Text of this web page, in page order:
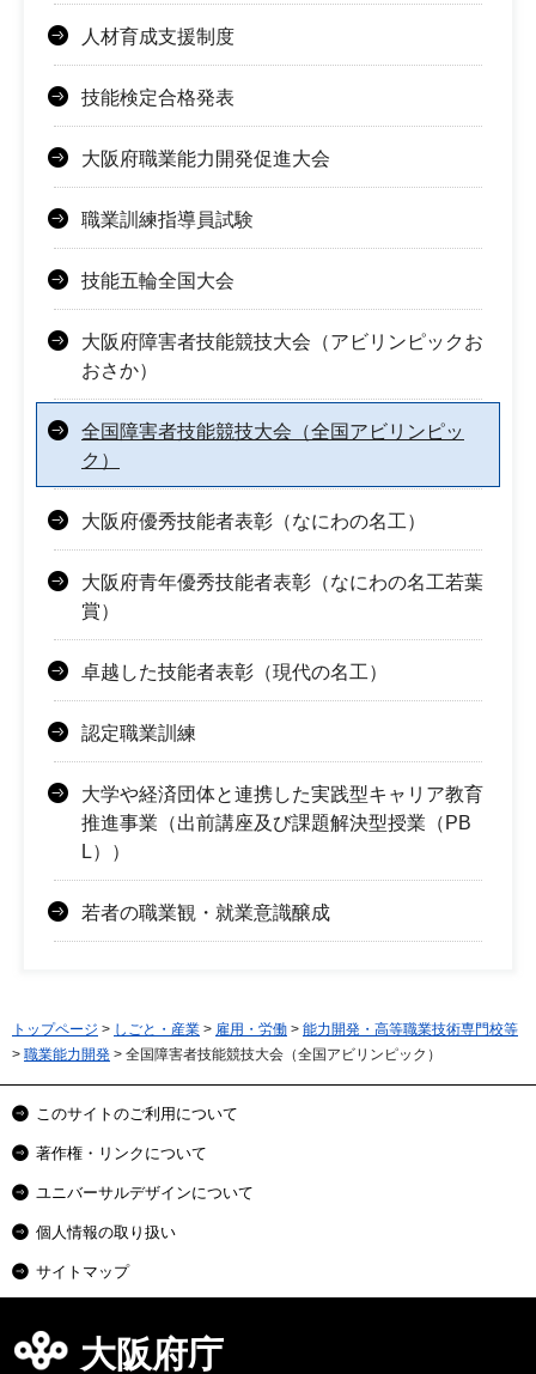
人材育成支援制度
技能検定合格発表
大阪府職業能力開発促進大会
職業訓練指導員試験
技能五輪全国大会
大阪府障害者技能競技大会（アビリンピックお
おさか）
全国障害者技能競技大会（全国アビリンピッ
ク）
大阪府優秀技能者表彰（なにわの名工）
大阪府青年優秀技能者表彰（なにわの名工若葉
賞）
卓越した技能者表彰（現代の名工）
認定職業訓練
大学や経済団体と連携した実践型キャリア教育
推進事業（出前講座及び課題解決型授業（PB
L））
若者の職業観・就業意識醸成
トップページ > しごと・産業 > 雇用・労働 > 能力開発・高等職業技術専門校等
> 職業能力開発 > 全国障害者技能競技大会（全国アビリンピック）
このサイトのご利用について
著作権・リンクについて
ユニバーサルデザインについて
個人情報の取り扱い
サイトマップ
大阪府庁